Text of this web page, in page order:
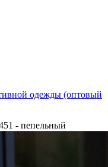
одежды (оптовый
- пепельный